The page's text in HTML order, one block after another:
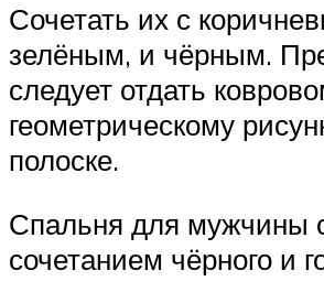
Сочетать их с
зелёным, и чёрным.
следует отдать
геометрическому
полоске.
Спальня для мужчины
сочетанием чёрного и